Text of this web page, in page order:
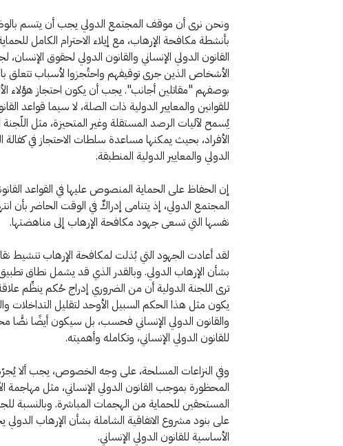
ونحن نرى أن موقف المجتمع الدولي يجب أن يتسم
بأنشطة مكافحة الإرهاب، مع إيلاء الاحترام الكامل
القانون الدولي الإنساني والقانون الدولي لحقوق
الأشخاص الذين جرى توقيفهم واحتُجزوا لأسباب تتعلق
بوصفهم "مقاتلين أجانب". يجب أن يكون احتجاز هؤلاء
للقوانين والمعايير الدولية ذات الصلة، لا سيما قواعد
يُسمح لآليات الرصد المستقلة وغير المتحيزة، مثل
الأفراد، بحيث يمكنها مساعدة سلطات الاحتجاز في كفالة
الدولي والمعايير الدولية المنطبقة.
إن الحفاظ على الحماية المنصوص عليها في القواعد
المجتمع الدولي، إذ يتنامى إدراكٌ في الوقت الحاضر بأن
نفسها التي تسعى جهود مكافحة الإرهاب إلى مناهضتها.
لقد أعادت الجهود التي بُذلت لمكافحة الإرهاب تنشيط
بشأن الإرهاب الدولي. وبالقدر الذي قد يشمل نطاق
ترى اللجنة الدولية أن من الضروري إدراج حُكم ينظِّم علاقة
يكون مثل هذا الحكم السبيل الأوحد لتقليل التداخلات
والقانون الدولي الإنساني فحسب، بل سيكون أيضًا نصًّا
للقانون الدولي الإنساني، وتكامله وأهميته.
وفي النزاعات المسلحة، على وجه الخصوص، يجب ألا يُجرّم
المحظورة بموجب القانون الدولي الإنساني، مثل مهاجمة
المستحقين للحماية من الهجمات المباشرة. وبالنسبة
على بنود مشروع الاتفاقية الشاملة بشأن الإرهاب
الأساسية للقانون الدولي الإنساني.